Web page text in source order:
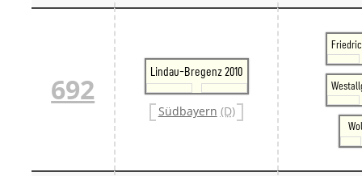
692
Lindau-Bregenz 2010
Südbayern (D)